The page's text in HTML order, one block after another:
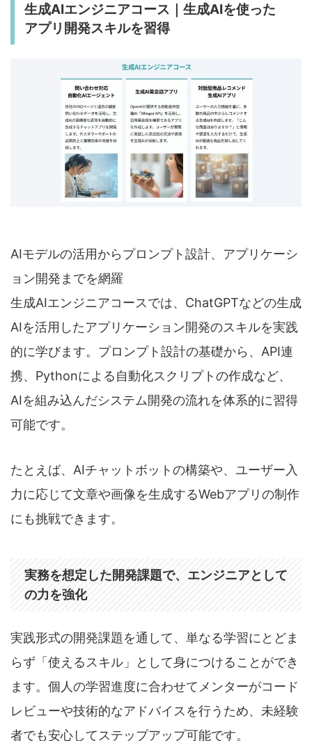
生成AIエンジニアコース｜生成AIを使った
アプリ開発スキルを習得
AIモデルの活用からプロンプト設計、アプリケーシ
ョン開発までを網羅
生成AIエンジニアコースでは、ChatGPTなどの生成
AIを活用したアプリケーション開発のスキルを実践
的に学びます。プロンプト設計の基礎から、API連
携、Pythonによる自動化スクリプトの作成など、
AIを組み込んだシステム開発の流れを体系的に習得
可能です。
たとえば、AIチャットボットの構築や、ユーザー入
力に応じて文章や画像を生成するWebアプリの制作
にも挑戦できます。
実務を想定した開発課題で、エンジニアとして
の力を強化
実践形式の開発課題を通して、単なる学習にとどま
らず「使えるスキル」として身につけることができ
ます。個人の学習進度に合わせてメンターがコード
レビューや技術的なアドバイスを行うため、未経験
者でも安心してステップアップ可能です。